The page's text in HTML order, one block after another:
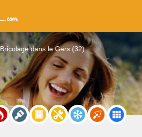
Bricolage dans le Gers (32)